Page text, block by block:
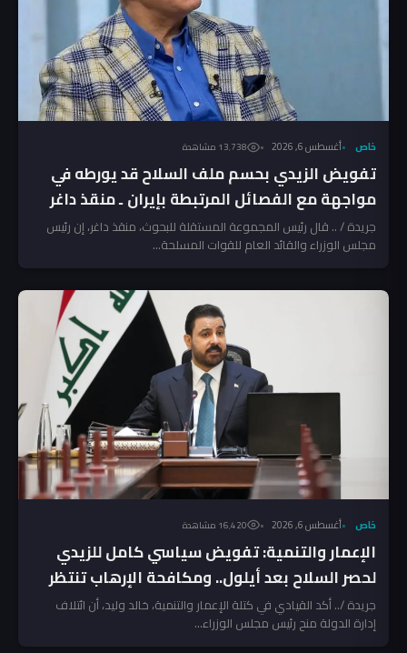
خاص أغسطس 6, 2026 13٬738 مشاهدة
تفويض الزيدي بحسم ملف السلاح قد يورطه في
مواجهة مع الفصائل المرتبطة بإيران ـ منقذ داغر
جريدة / .. قال رئيس المجموعة المستقلة للبحوث، منقذ داغر، إن رئيس
مجلس الوزراء والقائد العام للقوات المسلحة...
خاص أغسطس 6, 2026 16٬420 مشاهدة
الإعمار والتنمية: تفويض سياسي كامل للزيدي
لحصر السلاح بعد أيلول.. ومكافحة الإرهاب تنتظر
المخالفين!
جريدة /.. أكد القيادي في كتلة الإعمار والتنمية، خالد وليد، أن ائتلاف
إدارة الدولة منح رئيس مجلس الوزراء...